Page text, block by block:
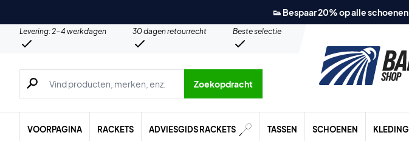
👟 Bespaar 20% op alle schoenen
Levering: 2-4 werkdagen 30 dagen retourrecht
Beste selectie
Zoeken naar producten, merken etc.
Zoekopdracht
VOORPAGINA RACKETS ADVIESGIDS RACKETS TASSEN SCHOENEN KLEDING